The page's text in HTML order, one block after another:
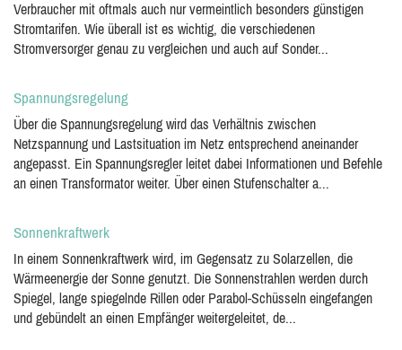
Verbraucher mit oftmals auch nur vermeintlich besonders günstigen
Stromtarifen. Wie überall ist es wichtig, die verschiedenen
Stromversorger genau zu vergleichen und auch auf Sonder...
Spannungsregelung
Über die Spannungsregelung wird das Verhältnis zwischen
Netzspannung und Lastsituation im Netz entsprechend aneinander
angepasst. Ein Spannungsregler leitet dabei Informationen und Befehle
an einen Transformator weiter. Über einen Stufenschalter a...
Sonnenkraftwerk
In einem Sonnenkraftwerk wird, im Gegensatz zu Solarzellen, die
Wärmeenergie der Sonne genutzt. Die Sonnenstrahlen werden durch
Spiegel, lange spiegelnde Rillen oder Parabol-Schüsseln eingefangen
und gebündelt an einen Empfänger weitergeleitet, de...